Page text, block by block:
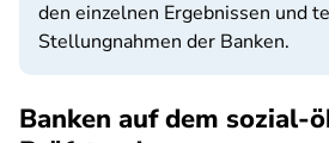
den einzelnen Ergebnissen und
Stellungnahmen der Banken.
Banken auf dem sozial-